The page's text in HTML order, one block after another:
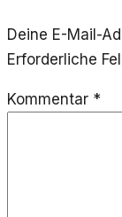
Deine E-Mail-
Erforderliche
Kommentar *